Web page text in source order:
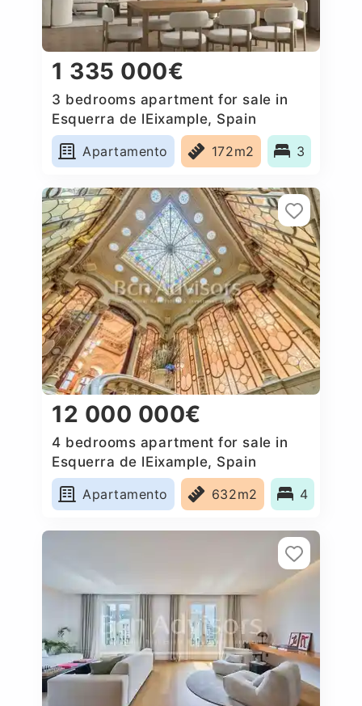
1 335 000€
3 bedrooms apartment for sale in
Esquerra de lEixample, Spain
Apartamento
172m2 3
12 000 000€
4 bedrooms apartment for sale in
Esquerra de lEixample, Spain
Apartamento
632m2 4